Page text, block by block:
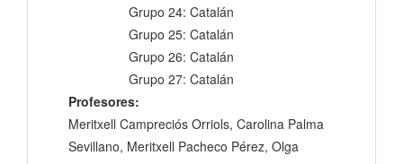
Grupo 24: Catalán
Grupo 25: Catalán
Grupo 26: Catalán
Grupo 27: Catalán
Profesores:
Meritxell Campreciós Orriols, Carolina Palma
Sevillano, Meritxell Pacheco Pérez, Olga